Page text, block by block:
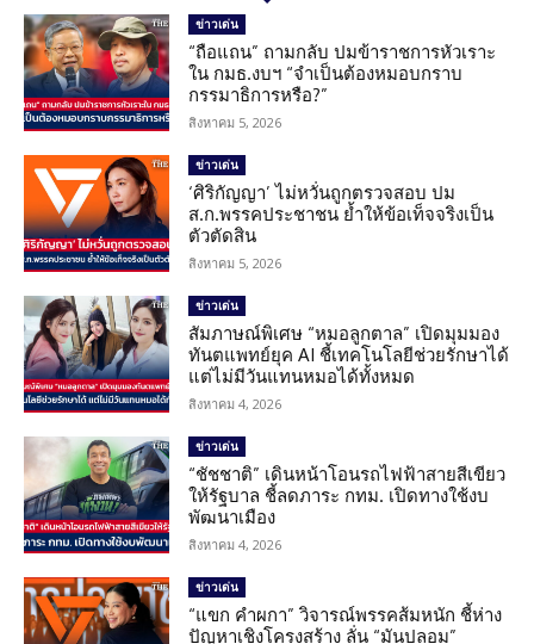
ข่าวเด่น
“ถือแถน” ถามกลับ ปมข้าราชการหัวเราะ
ใน กมธ.งบฯ “จำเป็นต้องหมอบกราบ
กรรมาธิการหรือ?”
สิงหาคม 5, 2026
ข่าวเด่น
‘ศิริกัญญา’ ไม่หวั่นถูกตรวจสอบ ปม
ส.ก.พรรคประชาชน ย้ำให้ข้อเท็จจริงเป็น
ตัวตัดสิน
สิงหาคม 5, 2026
ข่าวเด่น
สัมภาษณ์พิเศษ “หมอลูกตาล” เปิดมุมมอง
ทันตแพทย์ยุค AI ชี้เทคโนโลยีช่วยรักษาได้
แต่ไม่มีวันแทนหมอได้ทั้งหมด
สิงหาคม 4, 2026
ข่าวเด่น
“ชัชชาติ” เดินหน้าโอนรถไฟฟ้าสายสีเขียว
ให้รัฐบาล ชี้ลดภาระ กทม. เปิดทางใช้งบ
พัฒนาเมือง
สิงหาคม 4, 2026
ข่าวเด่น
“แขก คำผกา” วิจารณ์พรรคส้มหนัก ชี้ห่าง
ปัญหาเชิงโครงสร้าง ลั่น “มันปลอม”